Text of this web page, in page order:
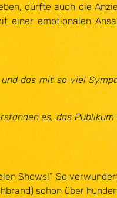
dürfte auch die
einer emotionalen
das mit so viel
es, das
Shows!” So
schon über